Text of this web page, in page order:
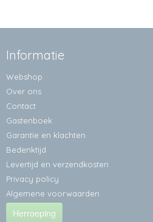
Informatie
Webshop
Over ons
Contact
Gastenboek
Garantie en klachten
Bedenktijd
Levertijd en verzendkosten
Privacy policy
Algemene voorwaarden
Herroeping